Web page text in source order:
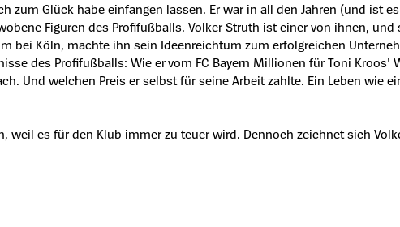
zum Glück habe einfangen lassen. Er war in all den Jahren (und ist
Figuren des Profifußballs. Volker Struth ist einer von ihnen,
bei Köln, machte ihn sein Ideenreichtum zum erfolgreichen
des Profifußballs: Wie er vom FC Bayern Millionen für Toni Kroos'
Und welchen Preis er selbst für seine Arbeit zahlte. Ein Leben wie
weil es für den Klub immer zu teuer wird. Dennoch zeichnet sich